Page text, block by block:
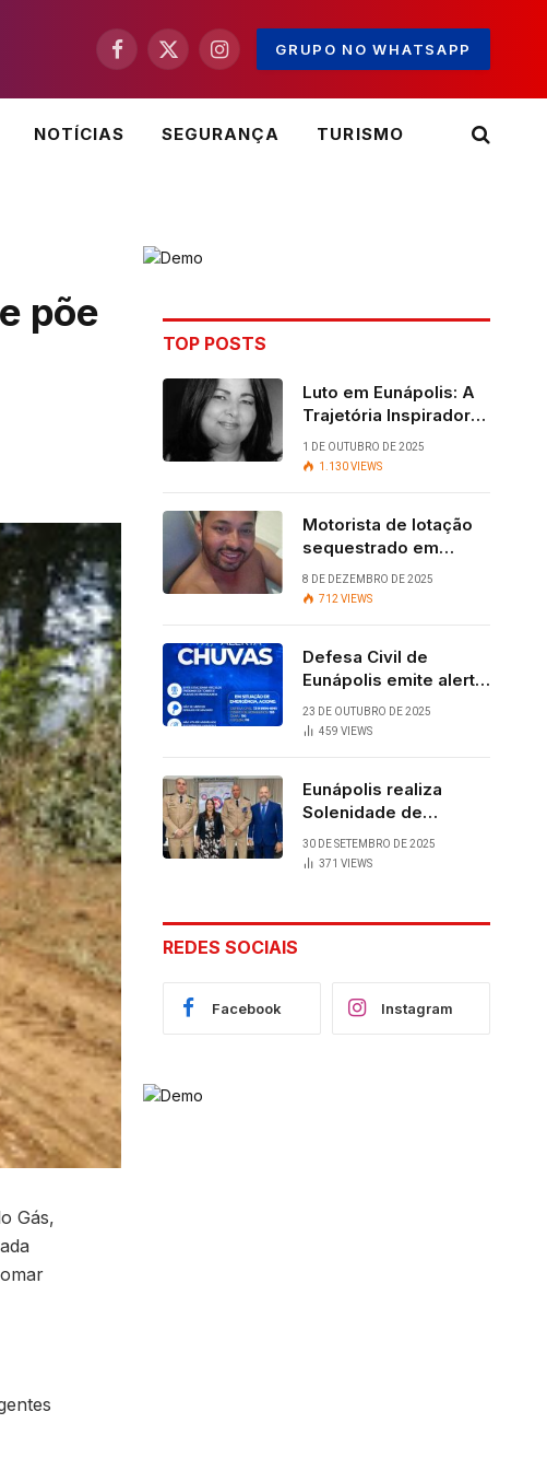
Facebook
X
Instagram
GRUPO NO WHATSAPP
NOTÍCIAS SEGURANÇA TURISMO
põe
Gás,
TOP POSTS
Luto em Eunápolis: A
Trajetória Inspiradora
da ex-vereadora Ruth
Contadora
1 DE OUTUBRO DE 2025
1.130VIEWS
Motorista de lotação
sequestrado em
Eunápolis é
encontrado com vida
8 DE DEZEMBRO DE 2025
712 VIEWS
Defesa Civil de
Eunápolis emite alerta
para chuvas
23 DE OUTUBRO DE 2025
459 VIEWS
Eunápolis realiza
Solenidade de
Assunção do 28º
BPM, conquista
Cláudia e Robério
30 DE SETEMBRO DE 2025
371 VIEWS
REDES SOCIAIS
Facebook Instagram